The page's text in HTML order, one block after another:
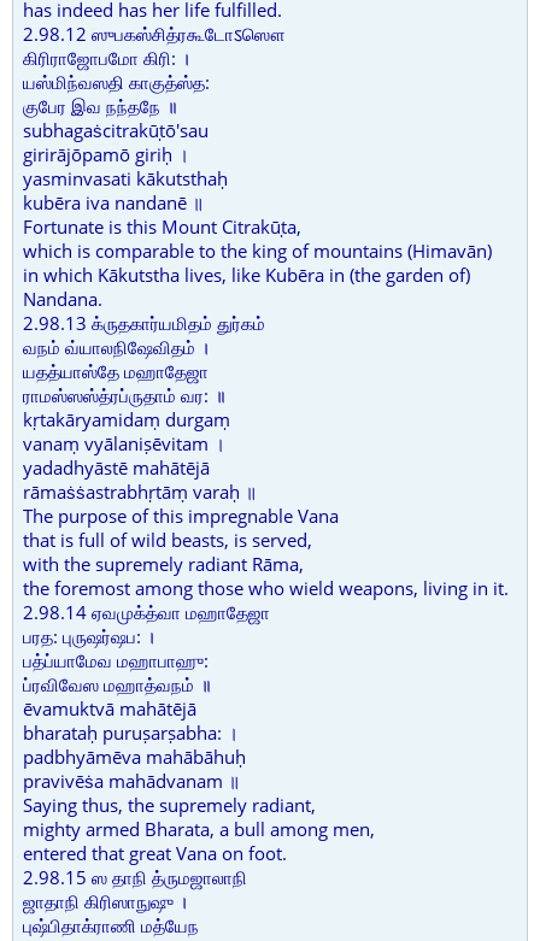
has indeed has her life fulfilled.
2.98.12 ஸுபகஸ்சித்ரகூடோऽஸௌ
கிரிராஜோபமோ கிரி: ।
யஸ்மிந்வஸதி காகுத்ஸ்த:
குபேர இவ நந்தநே ॥
subhagaṡcitrakūṭō'sau
girirājōpamō giriḥ ।
yasminvasati kākutsthaḥ
kubēra iva nandanē ॥
Fortunate is this Mount Citrakūṭa,
which is comparable to the king of mountains (Himavān)
in which Kākutstha lives, like Kubēra in (the garden of)
Nandana.
2.98.13 க்ருதகார்யமிதம் துர்கம்
வநம் வ்யாலநிஷேவிதம் ।
யதத்யாஸ்தே மஹாதேஜா
ராமஸ்ஸஸ்த்ரப்ருதாம் வர: ॥
kṛtakāryamidaṃ durgaṃ
vanaṃ vyālaniṣēvitam ।
yadadhyāstē mahātējā
rāmaṡṡastrabhṛtāṃ varaḥ ॥
The purpose of this impregnable Vana
that is full of wild beasts, is served,
with the supremely radiant Rāma,
the foremost among those who wield weapons, living in it.
2.98.14 ஏவமுக்த்வா மஹாதேஜா
பரத: புருஷர்ஷப: ।
பத்ப்யாமேவ மஹாபாஹு:
ப்ரவிவேஸ மஹாத்வநம் ॥
ēvamuktvā mahātējā
bharataḥ puruṣarṣabha: ।
padbhyāmēva mahābāhuḥ
pravivēṡa mahādvanam ॥
Saying thus, the supremely radiant,
mighty armed Bharata, a bull among men,
entered that great Vana on foot.
2.98.15 ஸ தாநி த்ருமஜாலாநி
ஜாதாநி கிரிஸாநுஷு ।
புஷ்பிதாக்ராணி மத்யேந